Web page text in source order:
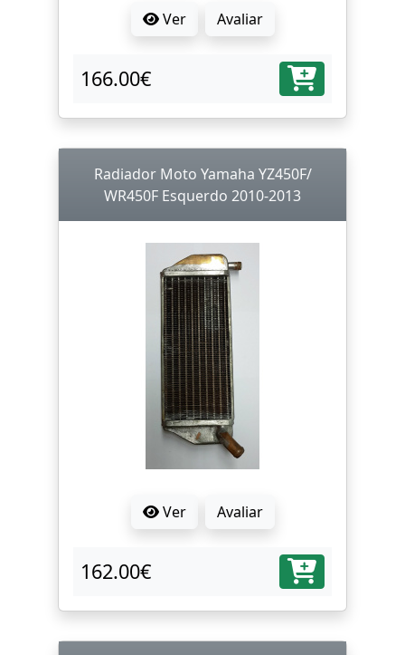
Ver Avaliar
166.00€
Radiador Moto Yamaha YZ450F/
WR450F Esquerdo 2010-2013
Ver Avaliar
162.00€